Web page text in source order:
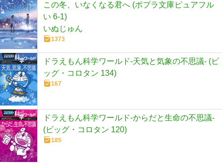
この冬、いなくなる君へ (ポプラ文庫ピュアフル
い 6-1)
いぬじゅん
1373
ドラえもん科学ワールド-天気と気象の不思議- (ビ
ッグ・コロタン 134)
167
ドラえもん科学ワールド-からだと生命の不思議-
(ビッグ・コロタン 120)
185